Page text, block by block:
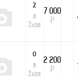
2
в
Туле
7 000
Р
0
в
Туле
2 200
Р